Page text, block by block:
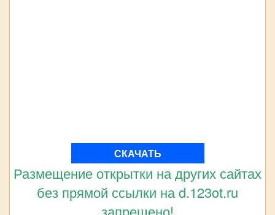
СКАЧАТЬ
Размещение открытки на других сайтах
без прямой ссылки на d.123ot.ru
запрещено!